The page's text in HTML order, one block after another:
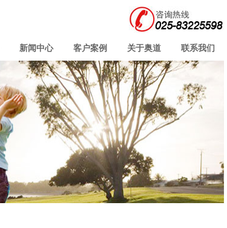
新闻中心 客户案例 关于奥道 联系我们